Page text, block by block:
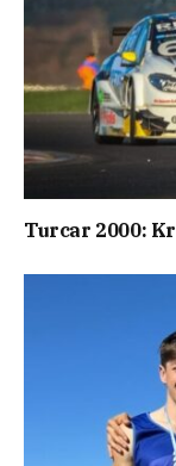
Turcar 2000: